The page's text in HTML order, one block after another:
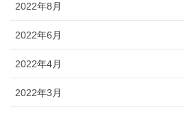
2022年8月
2022年6月
2022年4月
2022年3月